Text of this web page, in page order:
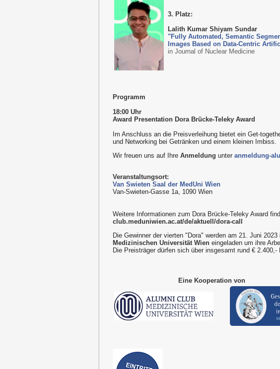
3. Platz:
Lalith Kumar Shiyam Sundar
"Fully Automated, Semantic
Images Based on Data-Centric
in Journal of Nuclear Medicine
Programm
18:00 Uhr
Award Presentation Dora Brücke-Teleky Award
Im Anschluss an die Preisverleihung bietet ein Get-
und Networking bei Getränken und einem kleinen Imbiss.
Wir freuen uns auf Ihre Anmeldung unter anmeldung-
Veranstaltungsort:
Van Swieten Saal der MedUni Wien
Van-Swieten-Gasse 1a, 1090 Wien
Weitere Informationen zum Dora Brücke-Teleky Award
club.meduniwien.ac.at/de/aktuell/dora-call
Die Gewinner der vierten "Dora" werden am 21. Juni 2023
Medizinischen Universität Wien eingeladen um ihre
Die Preisträger dürfen sich über insgesamt rund € 2.400,-
Eine Kooperation von